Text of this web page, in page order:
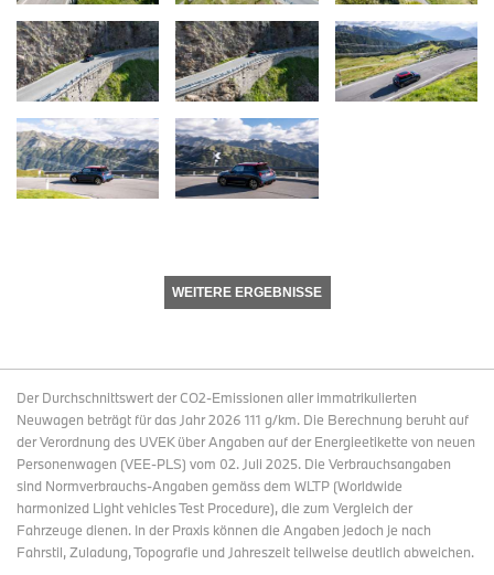
WEITERE ERGEBNISSE
Der Durchschnittswert der CO2-Emissionen aller immatrikulierten
Neuwagen beträgt für das Jahr 2026 111 g/km. Die Berechnung beruht auf
der Verordnung des UVEK über Angaben auf der Energieetikette von neuen
Personenwagen (VEE-PLS) vom 02. Juli 2025. Die Verbrauchsangaben
sind Normverbrauchs-Angaben gemäss dem WLTP (Worldwide
harmonized Light vehicles Test Procedure), die zum Vergleich der
Fahrzeuge dienen. In der Praxis können die Angaben jedoch je nach
Fahrstil, Zuladung, Topografie und Jahreszeit teilweise deutlich abweichen.